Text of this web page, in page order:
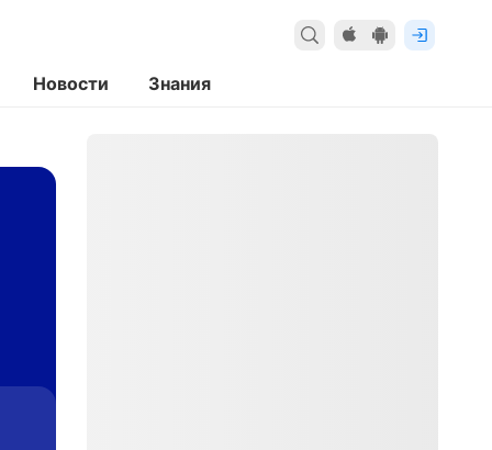
Новости Знания